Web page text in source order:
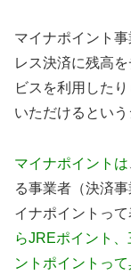
マイナポイント
レス決済に残高
ビスを利用した
いただけるという
マイナポイントは
る事業者（決済
イナポイントって
らJREポイント
ントポイントっ